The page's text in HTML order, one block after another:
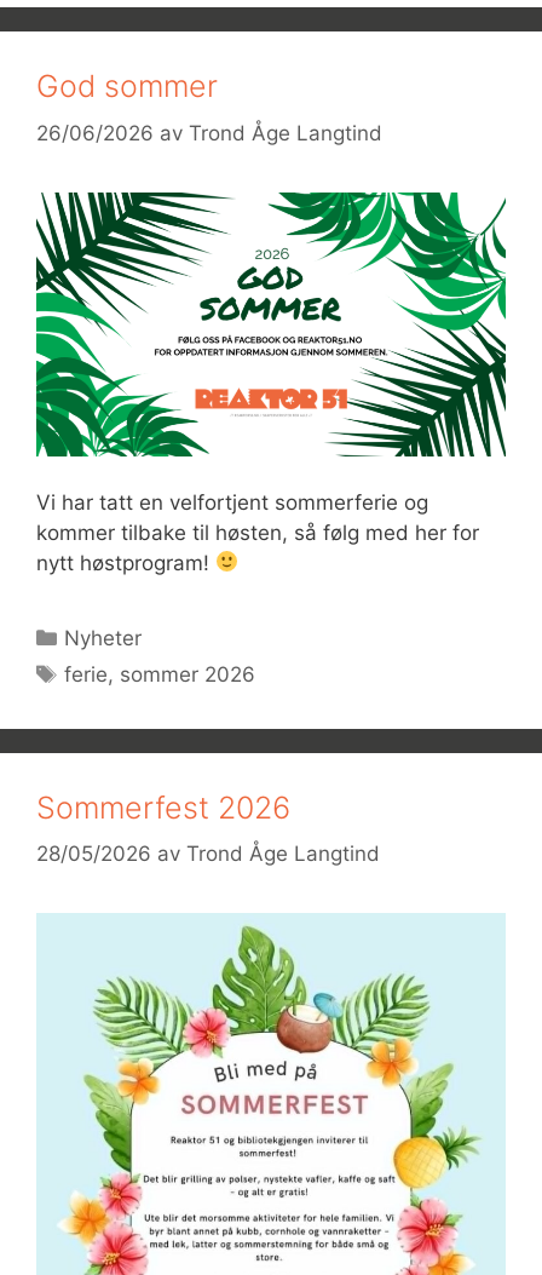
God sommer
26/06/2026 av Trond Åge Langtind
Vi har tatt en velfortjent sommerferie og
kommer tilbake til høsten, så følg med her for
nytt høstprogram!
Kategorier
Nyheter
Stikkord
ferie, sommer 2026
Sommerfest 2026
28/05/2026 av Trond Åge Langtind